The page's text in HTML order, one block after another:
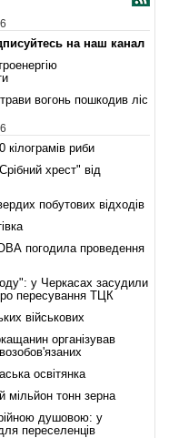
на наш канал
вогонь пошкодив ліс
риби
хрест" від
побутових відходів
погодила проведення
у Черкасах засудили
пересування ТЦК
військових
організував
освітянка
мільйон тонн зерна
душовою: у
переселенців